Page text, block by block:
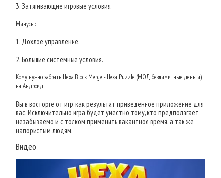
3. Затягивающие игровые условия.
Минусы:
1. Дохлое управление.
2. Большие системные условия.
Кому нужно забрать Hexa Block Merge - Hexa Puzzle (МОД безлимитные деньги)
на Андроид
Вы в восторге от игр, как результат приведенное приложение для
вас. Исключительно игра будет уместно тому, кто предполагает
незабываемо и с толком применить вакантное время, а так же
напористым людям.
Видео: